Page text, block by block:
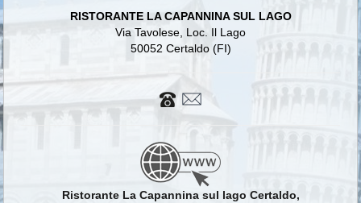
RISTORANTE LA CAPANNINA SUL LAGO
Via Tavolese, Loc. Il Lago
50052 Certaldo (FI)
Ristorante La Capannina sul lago Certaldo,